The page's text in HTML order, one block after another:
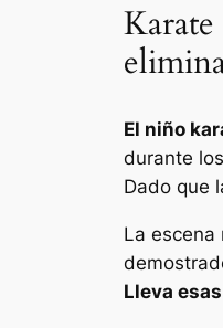
El niño
durante
Dado que
La escena
Lleva